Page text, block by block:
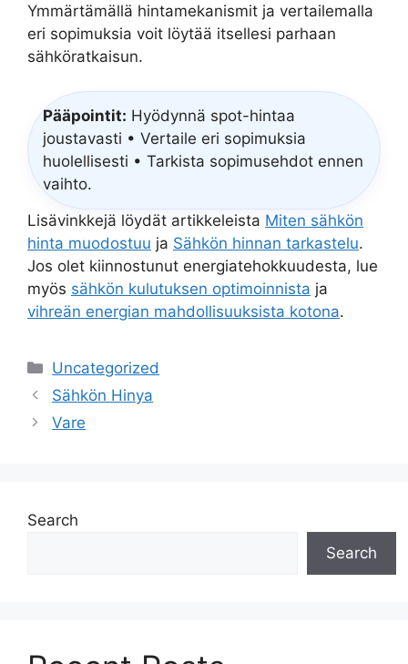
Ymmärtämällä hintamekanismit ja vertailemalla
eri sopimuksia voit löytää itsellesi parhaan
sähköratkaisun.
Pääpointit: Hyödynnä spot-hintaa
joustavasti • Vertaile eri sopimuksia
huolellisesti • Tarkista sopimusehdot ennen
vaihto.
Lisävinkkejä löydät artikkeleista Miten sähkön
hinta muodostuu ja Sähkön hinnan tarkastelu.
Jos olet kiinnostunut energiatehokkuudesta, lue
myös sähkön kulutuksen optimoinnista ja
vihreän energian mahdollisuuksista kotona.
Categories
Uncategorized
Sähkön Hinya
Vare
Search
Search